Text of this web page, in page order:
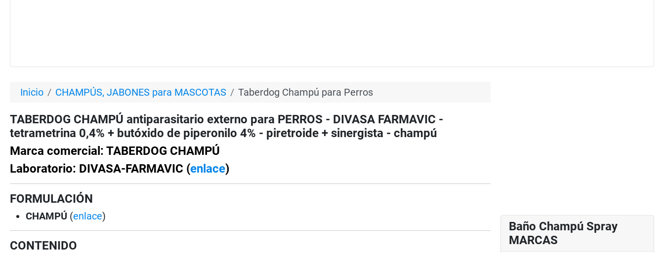
Inicio CHAMPÚS, JABONES para MASCOTAS Taberdog Champú para Perros
TABERDOG CHAMPÚ antiparasitario externo para PERROS - DIVASA FARMAVIC -
tetrametrina 0,4% + butóxido de piperonilo 4% - piretroide + sinergista - champú
Marca comercial: TABERDOG CHAMPÚ
Laboratorio: DIVASA-FARMAVIC (enlace)
FORMULACIÓN
CHAMPÚ (enlace)
CONTENIDO
Baño Champú Spray
MARCAS